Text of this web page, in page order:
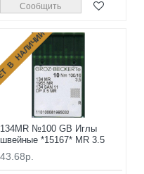
Сообщить
НАЛИЧИИ
134MR №100 GB Иглы
швейные *15167* MR 3.5
43.68р.